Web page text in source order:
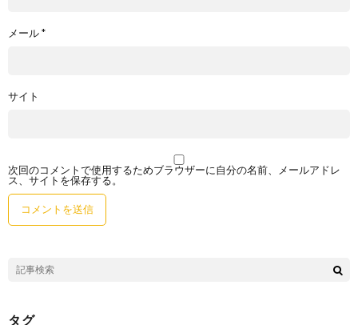
メール*
サイト
次回のコメントで使用するためブラウザーに自分の名前、メールアドレ
ス、サイトを保存する。
タグ